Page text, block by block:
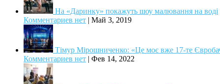
На «Даринку» покажуть шоу малювання на воді
Комментариев нет | Май 3, 2019
Тімур Мірошниченко: «Це моє вже 17-те
Комментариев нет | Фев 14, 2022